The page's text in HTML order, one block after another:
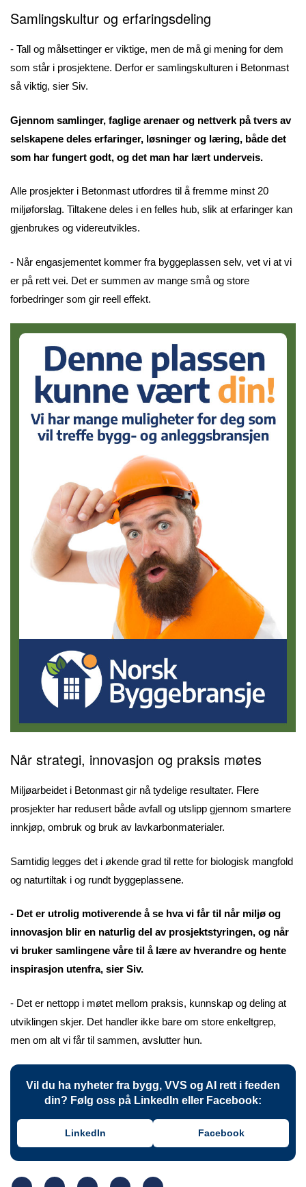
Samlingskultur og erfaringsdeling
- Tall og målsettinger er viktige, men de må gi mening for dem
som står i prosjektene. Derfor er samlingskulturen i Betonmast
så viktig, sier Siv.
Gjennom samlinger, faglige arenaer og nettverk på tvers av
selskapene deles erfaringer, løsninger og læring, både det
som har fungert godt, og det man har lært underveis.
Alle prosjekter i Betonmast utfordres til å fremme minst 20
miljøforslag. Tiltakene deles i en felles hub, slik at erfaringer kan
gjenbrukes og videreutvikles.
- Når engasjementet kommer fra byggeplassen selv, vet vi at vi
er på rett vei. Det er summen av mange små og store
forbedringer som gir reell effekt.
Når strategi, innovasjon og praksis møtes
Miljøarbeidet i Betonmast gir nå tydelige resultater. Flere
prosjekter har redusert både avfall og utslipp gjennom smartere
innkjøp, ombruk og bruk av lavkarbonmaterialer.
Samtidig legges det i økende grad til rette for biologisk mangfold
og naturtiltak i og rundt byggeplassene.
- Det er utrolig motiverende å se hva vi får til når miljø og
innovasjon blir en naturlig del av prosjektstyringen, og når
vi bruker samlingene våre til å lære av hverandre og hente
inspirasjon utenfra, sier Siv.
- Det er nettopp i møtet mellom praksis, kunnskap og deling at
utviklingen skjer. Det handler ikke bare om store enkeltgrep,
men om alt vi får til sammen, avslutter hun.
Vil du ha nyheter fra bygg, VVS og AI rett i feeden
din? Følg oss på LinkedIn eller Facebook:
LinkedIn Facebook